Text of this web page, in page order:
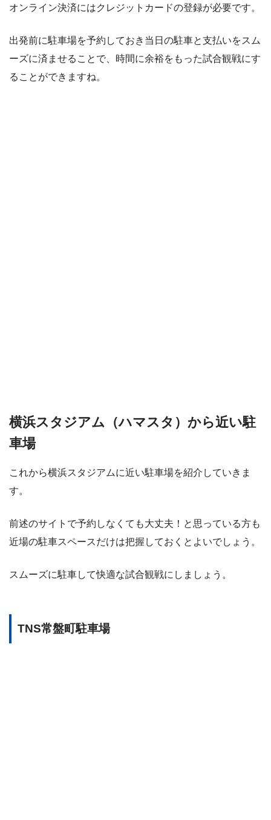
オンライン決済にはクレジットカードの登録が必要です。
出発前に駐車場を予約しておき当日の駐車と支払いをスム
ーズに済ませることで、時間に余裕をもった試合観戦にす
ることができますね。
横浜スタジアム（ハマスタ）から近い駐
車場
これから横浜スタジアムに近い駐車場を紹介していきま
す。
前述のサイトで予約しなくても大丈夫！と思っている方も
近場の駐車スペースだけは把握しておくとよいでしょう。
スムーズに駐車して快適な試合観戦にしましょう。
TNS常盤町駐車場